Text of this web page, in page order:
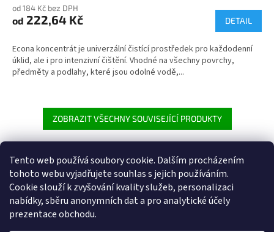
Tento web používá soubory cookie. Dalším procházením
tohoto webu vyjadřujete souhlas s jejich používáním.
Cookieslouží k zvyšování kvality služeb, personalizaci
nabídky, sběru anonymních dat a pro analytické účely
prezentace obchodu.
od 184 Kč bez DPH
od 222,64 Kč DETAIL
Econa koncentrát je univerzální čistící prostředek pro každodenní
úklid, ale i pro intenzivní čištění. Vhodné na všechny povrchy,
předměty a podlahy, které jsou odolné vodě,...
ZOBRAZIT VŠECHNY SOUVISEJÍCÍ PRODUKTY
Heureka.cz